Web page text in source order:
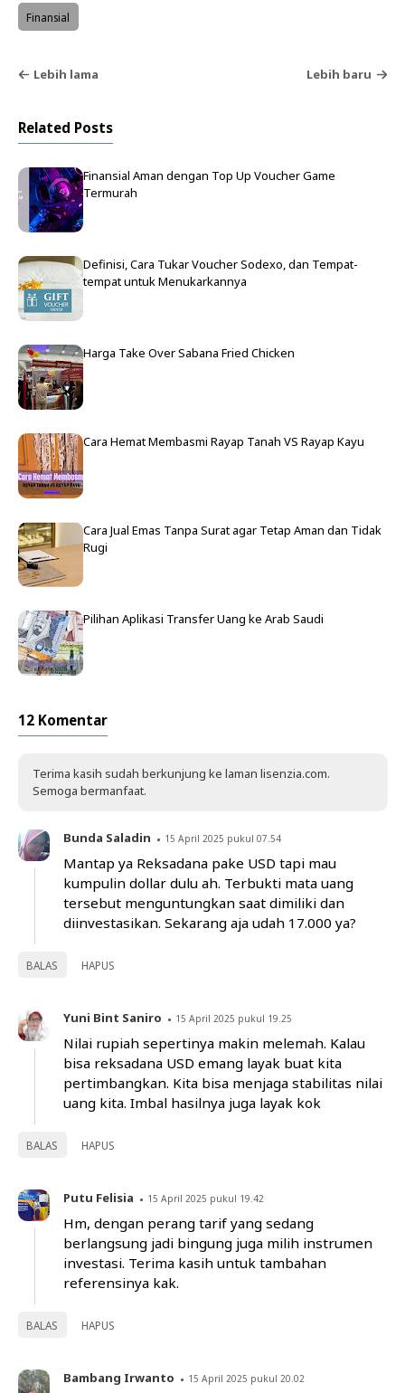
Finansial
Lebih lama Lebih baru
Related Posts
Finansial Aman dengan Top Up Voucher Game
Termurah
Definisi, Cara Tukar Voucher Sodexo, dan Tempat-
tempat untuk Menukarkannya
Harga Take Over Sabana Fried Chicken
Cara Hemat Membasmi Rayap Tanah VS Rayap Kayu
Cara Jual Emas Tanpa Surat agar Tetap Aman dan Tidak
Rugi
Pilihan Aplikasi Transfer Uang ke Arab Saudi
12 Komentar
Terima kasih sudah berkunjung ke laman lisenzia.com.
Semoga bermanfaat.
Bunda Saladin 15 April 2025 pukul 07.54
Mantap ya Reksadana pake USD tapi mau
kumpulin dollar dulu ah. Terbukti mata uang
tersebut menguntungkan saat dimiliki dan
diinvestasikan. Sekarang aja udah 17.000 ya?
BALAS HAPUS
Yuni Bint Saniro 15 April 2025 pukul 19.25
Nilai rupiah sepertinya makin melemah. Kalau
bisa reksadana USD emang layak buat kita
pertimbangkan. Kita bisa menjaga stabilitas nilai
uang kita. Imbal hasilnya juga layak kok
BALAS HAPUS
Putu Felisia 15 April 2025 pukul 19.42
Hm, dengan perang tarif yang sedang
berlangsung jadi bingung juga milih instrumen
investasi. Terima kasih untuk tambahan
referensinya kak.
BALAS HAPUS
Bambang Irwanto 15 April 2025 pukul 20.02